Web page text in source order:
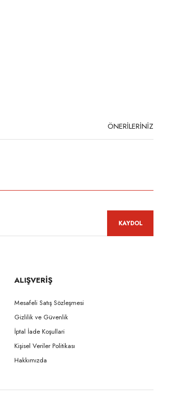
ÖNERİLERİNİZ
KAYDOL
ALIŞVERİŞ
Mesafeli Satış Sözleşmesi
Gizlilik ve Güvenlik
İptal İade Koşullari
Kişisel Veriler Politikası
Hakkımızda